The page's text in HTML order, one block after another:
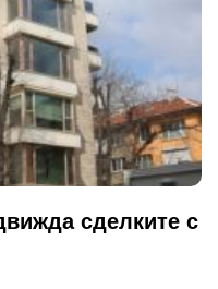
сделките с